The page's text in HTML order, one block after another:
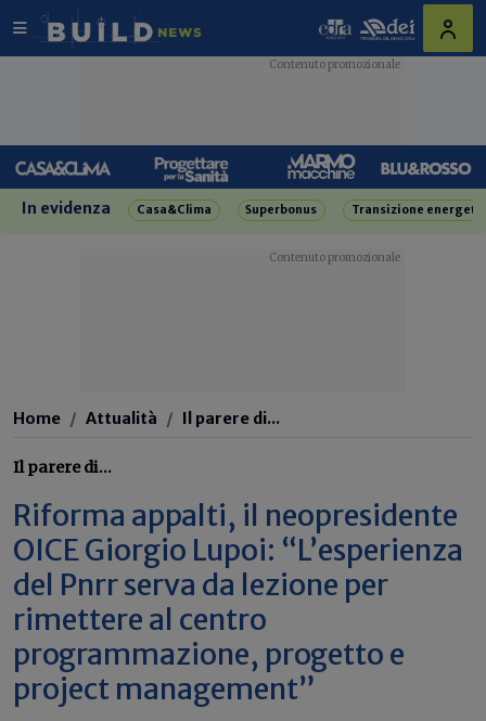
In evidenza Casa&Clima Superbonus Transizione
Home Attualità Il parere di...
Il parere di...
Riforma appalti, il neopresidente
OICE Giorgio Lupoi: “L’esperienza
del Pnrr serva da lezione per
rimettere al centro
programmazione, progetto e
project management”